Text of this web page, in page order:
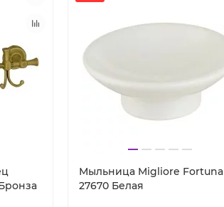
Мыльница Migliore Fortuna
27670 Белая